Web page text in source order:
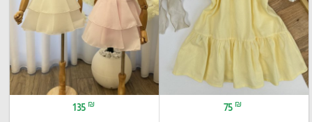
75 ₪
135 ₪